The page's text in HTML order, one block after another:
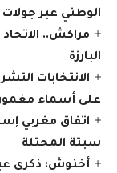
الوطني عبر جولات
مراكش.. الاتحاد
البارزة
الانتخابات
على أسماء
اتفاق مغربي
سبتة المحتلة
أخنوش: ذكرى